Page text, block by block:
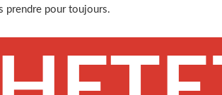
prendre pour toujours.